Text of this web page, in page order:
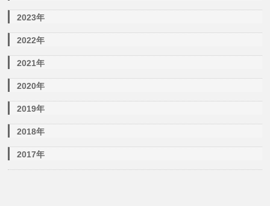
2023年
2022年
2021年
2020年
2019年
2018年
2017年